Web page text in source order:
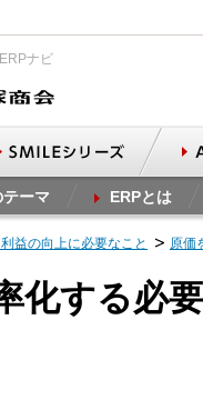
ナビ
ーマ ERPとは
益の向上に必要なこと 原価
化する必